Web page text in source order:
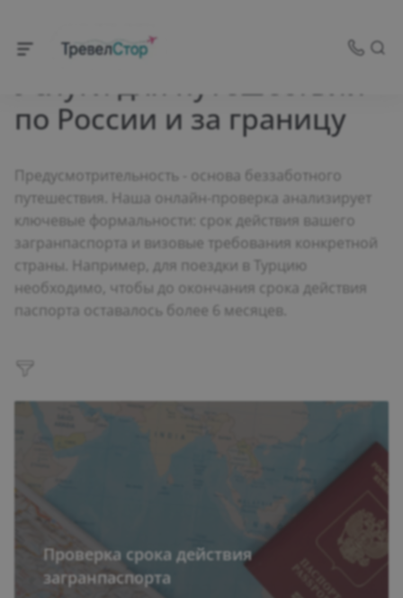
Услуги
Услуги для путешествий
по России и за границу
Предусмотрительность - основа беззаботного
путешествия. Наша онлайн-проверка анализирует
ключевые формальности: срок действия вашего
загранпаспорта и визовые требования конкретной
страны. Например, для поездки в Турцию
необходимо, чтобы до окончания срока действия
паспорта оставалось более 6 месяцев.
Проверка срока действия
загранпаспорта